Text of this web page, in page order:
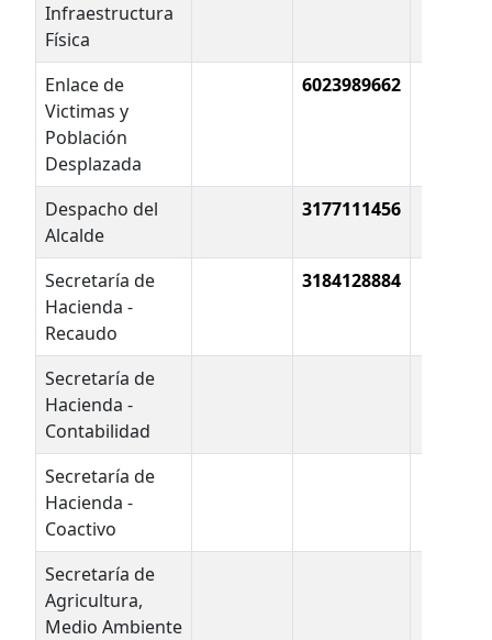
Infraestructura
Física
Enlace de
Victimas y
Población
Desplazada
6023989662
Despacho del
Alcalde
3177111456
Secretaría de
Hacienda -
Recaudo
3184128884
Secretaría de
Hacienda -
Contabilidad
Secretaría de
Hacienda -
Coactivo
Secretaría de
Agricultura,
Medio Ambiente